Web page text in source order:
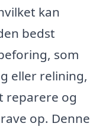
kan
bedst
som
eller relining,
reparere og
op. Denne